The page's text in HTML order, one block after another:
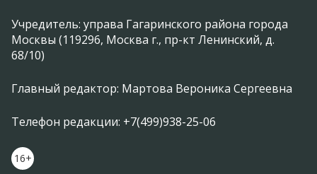
Учредитель: управа Гагаринского района города
Москвы (119296, Москва г., пр-кт Ленинский, д.
68/10)
Главный редактор: Мартова Вероника Сергеевна
Телефон редакции: +7(499)938-25-06
16+